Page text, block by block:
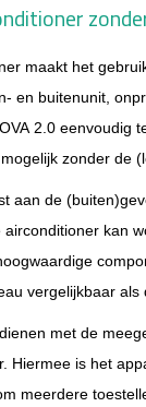
maakt het
en buitenunit,
2.0 eenvoudig
zonder de
aan de
kan
vergelijkbaar
met de
Hiermee is het
meerdere